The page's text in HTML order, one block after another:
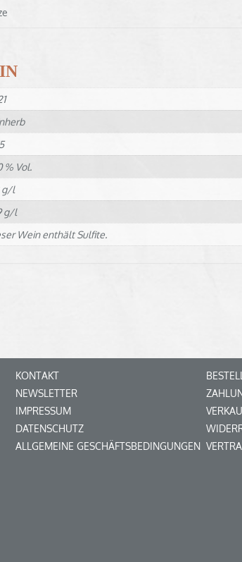
% Vol.
g/l
g/l
Wein enthält Sulfite.
KONTAKT
NEWSLETTER
IMPRESSUM
DATENSCHUTZ
ALLGEMEINE GESCHÄFTSBEDINGUNGEN